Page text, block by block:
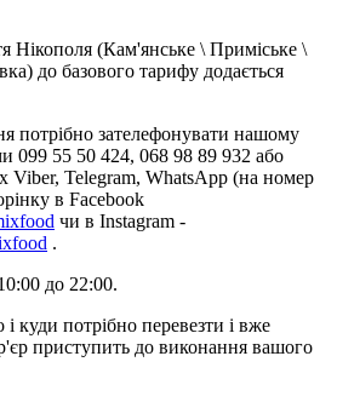
Нікополя (Кам'янське \ Приміське \
до базового тарифу додається
потрібно зателефонувати нашому
099 55 50 424, 068 98 89 932 або
Viber, Telegram, WhatsApp (на номер
в Facebook
чи в Instagram -
.
до 22:00.
потрібно перевезти і вже
приступить до виконання вашого